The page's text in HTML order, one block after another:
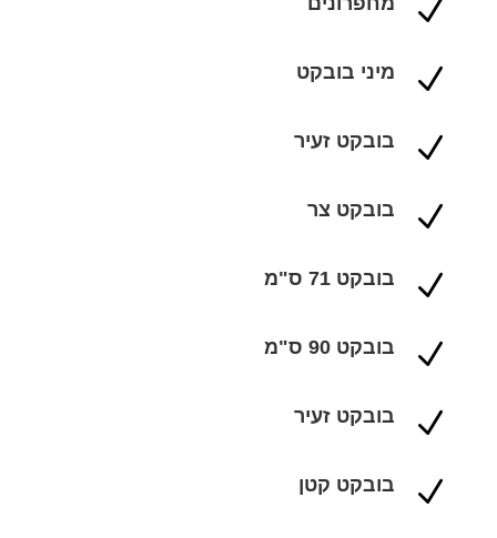
N
N מיני בובקט
N בובקט זעיר
N בובקט צר
N בובקט 71 ס"מ
N בובקט 90 ס"מ
N בובקט זעיר
N בובקט קטן